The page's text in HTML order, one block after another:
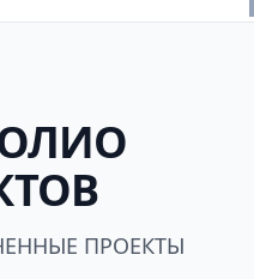
ПРОЕКТЫ